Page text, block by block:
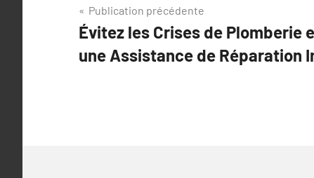
Navigation
de
l’article
Publication précédente
Évitez les Crises de Plomberie
une Assistance de Réparation